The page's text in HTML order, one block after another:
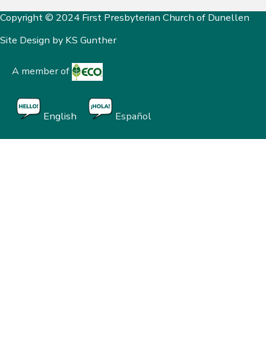
Copyright © 2024 First Presbyterian Church of Dunellen
Site Design byKS Gunther
A member of
English Español